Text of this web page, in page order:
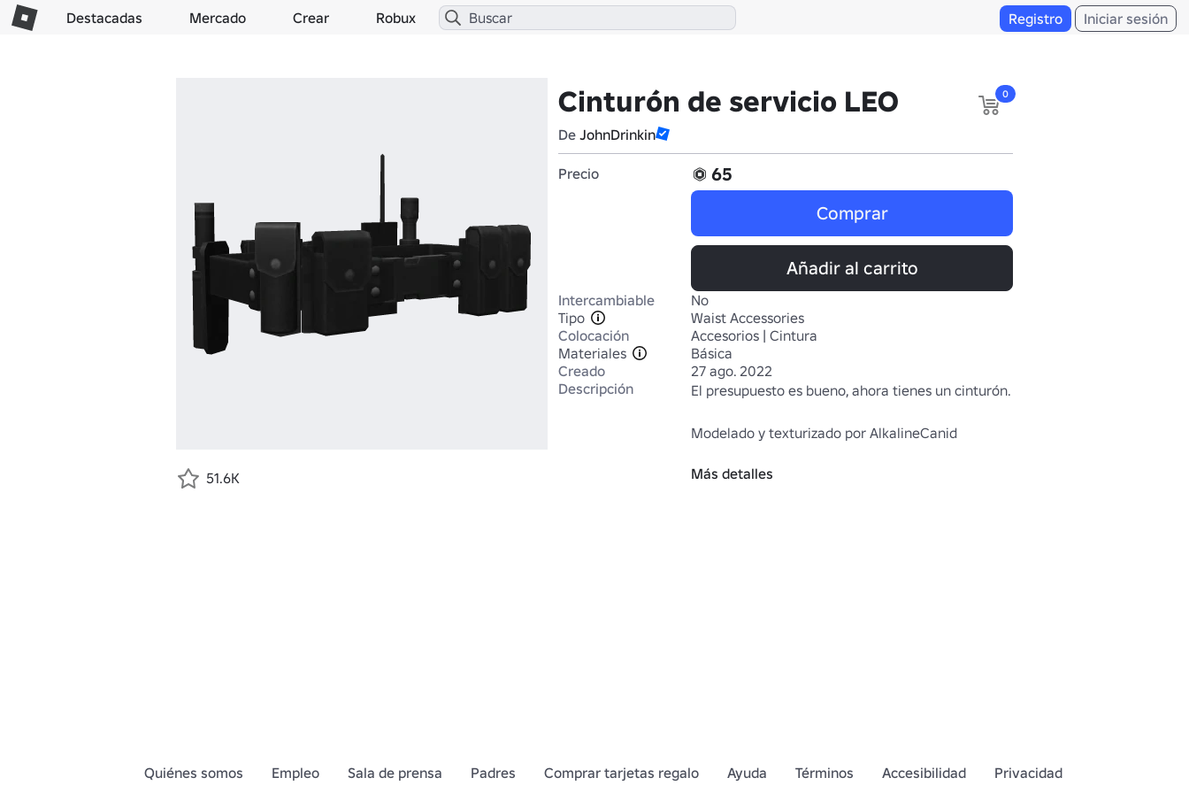
Destacadas Mercado Crear Robux Registro Iniciar sesión
Cinturón de servicio LEO
De JohnDrinkin
0
Precio
65
Comprar
Añadir al carrito
Intercambiable
No
Tipo
Waist Accessories
Colocación
Accesorios | Cintura
Materiales
Básica
Creado
27 ago. 2022
Descripción
El presupuesto es bueno, ahora tienes un cinturón.
Modelado y texturizado por AlkalineCanid
https://www.roblox.com/catalog?
Más detalles
51.6K
Quiénes somos Empleo Sala de prensa Padres Comprar tarjetas regalo Ayuda Términos Accesibilidad Privacidad